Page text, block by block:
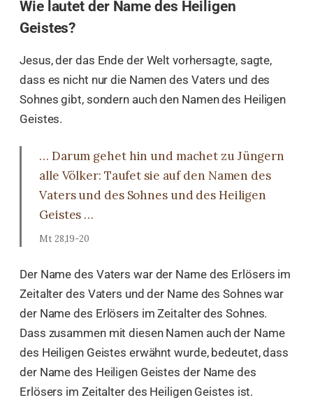
Wie lautet der Name des Heiligen
Geistes?
Jesus, der das Ende der Welt vorhersagte, sagte,
dass es nicht nur die Namen des Vaters und des
Sohnes gibt, sondern auch den Namen des Heiligen
Geistes.
… Darum gehet hin und machet zu Jüngern
alle Völker: Taufet sie auf den Namen des
Vaters und des Sohnes und des Heiligen
Geistes …
Mt 28,19-20
Der Name des Vaters war der Name des Erlösers im
Zeitalter des Vaters und der Name des Sohnes war
der Name des Erlösers im Zeitalter des Sohnes.
Dass zusammen mit diesen Namen auch der Name
des Heiligen Geistes erwähnt wurde, bedeutet, dass
der Name des Heiligen Geistes der Name des
Erlösers im Zeitalter des Heiligen Geistes ist.